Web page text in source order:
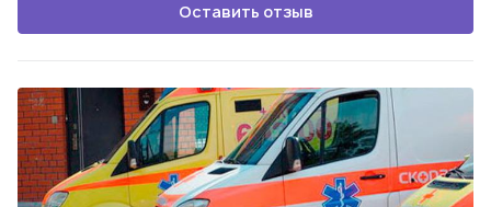
Оставить отзыв